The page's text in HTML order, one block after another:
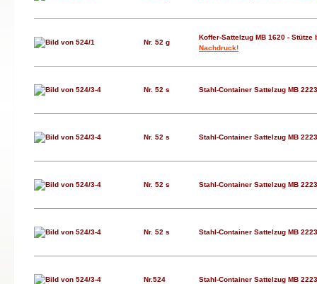
Nr. 52 g
Koffer-Sattelzug MB 1620 - Stütze
Nachdruck!
Nr. 52 s Stahl-Container Sattelzug MB
Nr. 52 s Stahl-Container Sattelzug MB
Nr. 52 s Stahl-Container Sattelzug MB
Nr. 52 s Stahl-Container Sattelzug MB
Nr.524 Stahl-Container Sattelzug MB